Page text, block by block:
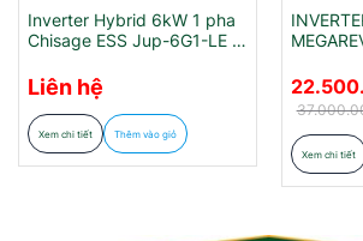
Inverter Hybrid 6kW 1 pha
Chisage ESS Jup-6G1-LE &
Liên hệ
Xem chi tiết Thêm vào giỏ
Giá
gốc
là:
Giá
hiện
tại
Xem chi tiết